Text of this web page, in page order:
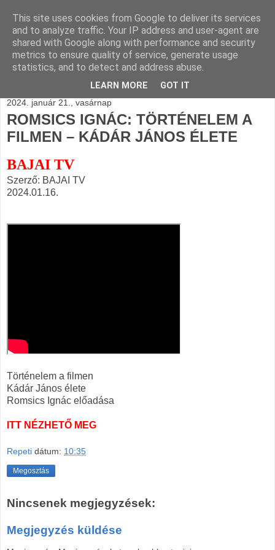
BLOGÁSZAT, napi
blogjava
2024. január 21., vasárnap
ROMSICS IGNÁC: TÖRTÉNELEM A
FILMEN – KÁDÁR JÁNOS ÉLETE
BAJAI TV
Szerző: BAJAI TV
2024.01.16.
Történelem a filmen
Kádár János élete
Romsics Ignác előadása
ITT NÉZHETŐ MEG
Repeti dátum: 10:35
Megosztás
Nincsenek megjegyzések:
Megjegyzés küldése
This site uses cookies from Google to deliver its services
and to analyze traffic. Your IP address and user-agent are
shared with Google along with performance and security
metrics to ensure quality of service, generate usage
statistics, and to detect and address abuse.
LEARN MORE GOT IT